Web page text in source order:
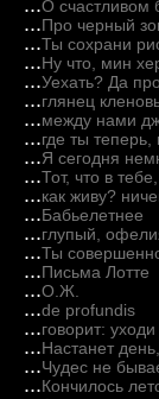
...О счастливом
...Про черный
...Ты сохрани
...Ну что, мин
...Уехать? Да
...глянец
...между нами
...где ты
...Я сегодня
...Тот, что в
...как живу?
...Бабьелетнее
...глупый,
...Ты
...Письма Лотте
...О.Ж.
...de profundis
...говорит:
...Настанет
...Чудес не
...Кончилось